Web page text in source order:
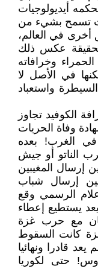
أيديولوجيات
تسمح بشيء من
أخرى في العالم،
عكس ذلك
وخرافاته
في الأصل لا
واستعباد
الكوفيد تجاوز
وفاة الحريات
في الغرب! بعده
الناتو أو جيش
إرسال المغيبين
إرسال شباب
الرسمي وقع
يستطيع إعطاء
مع حرب غزة
كانت السقوط
يعد قادرا ونهائيا
حتى لكوريا